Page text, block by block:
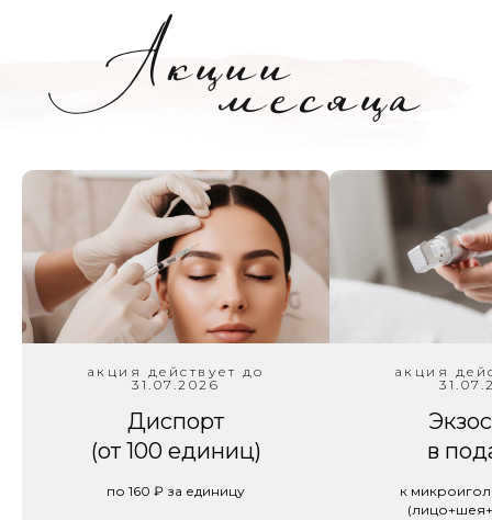
акция действует до
31.07.2026
Диспорт
(от 100 единиц)
по 160 ₽ за единицу
акция
в
к
услуги
Популярные
RF Scarlet